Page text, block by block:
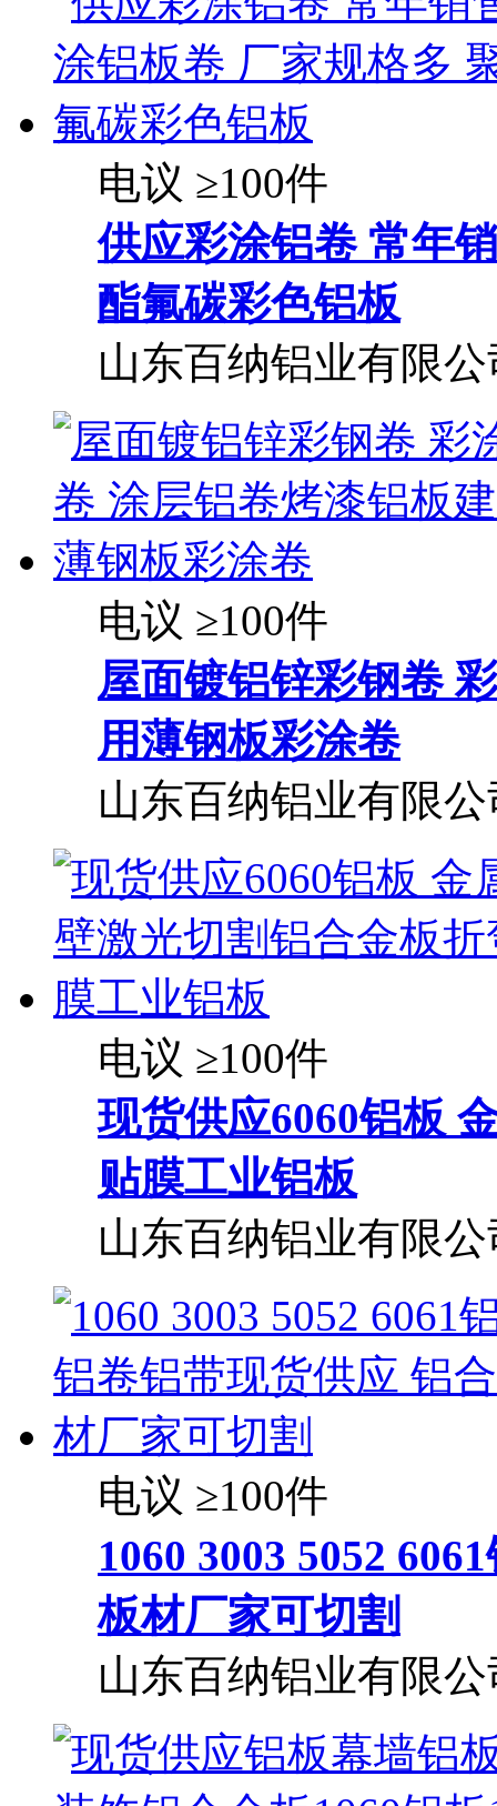
电议 ≥100件
供应彩涂铝卷 常年
酯氟碳彩色铝板
山东百纳铝业有限公
电议 ≥100件
屋面镀铝锌彩钢卷
用薄钢板彩涂卷
山东百纳铝业有限公
电议 ≥100件
现货供应6060铝板
贴膜工业铝板
山东百纳铝业有限公
电议 ≥100件
1060 3003 5052
板材厂家可切割
山东百纳铝业有限公